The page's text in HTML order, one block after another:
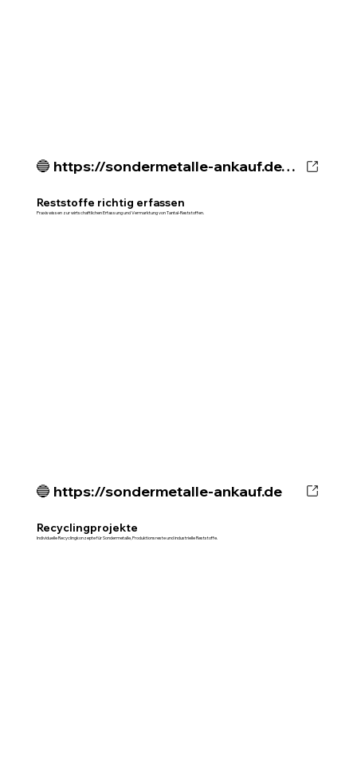
🔵 https://sondermetalle-ankauf.de/ratgeber/tantal-reststoffe-richtig-erfassen
Reststoffe richtig erfassen
Praxiswissen zur wirtschaftlichen Erfassung und Vermarktung von Tantal-Reststoffen.
🔵 https://sondermetalle-ankauf.de
Recyclingprojekte
Individuelle Recyclingkonzepte für Sondermetalle, Produktionsreste und industrielle Reststoffe.